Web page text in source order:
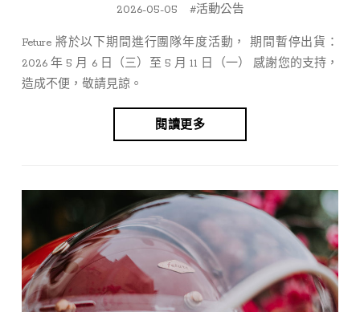
2026-05-05 #活動公告
Feture 將於以下期間進行團隊年度活動， 期間暫停出貨：
2026 年 5 月 6 日（三）至 5 月 11 日（一） 感謝您的支持，
造成不便，敬請見諒。
閱讀更多